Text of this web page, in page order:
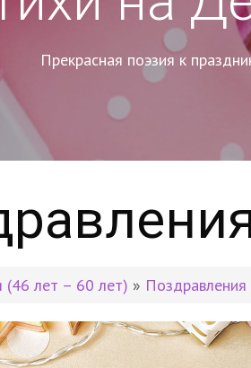
Прекрасная поэзия к
лет – 60 лет) »